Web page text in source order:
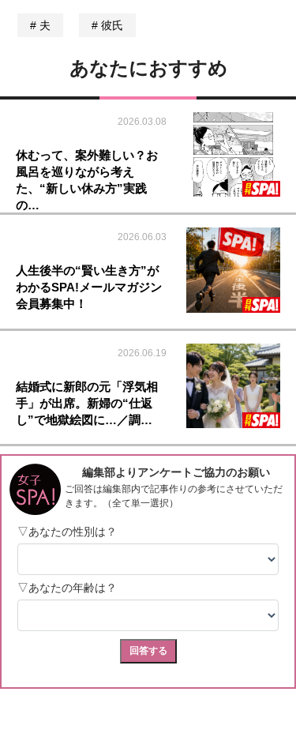
夫 彼氏
あなたにおすすめ
2026.03.08
休むって、案外難しい？お
風呂を巡りながら考え
た、“新しい休み方”実践
の…
2026.06.03
人生後半の“賢い生き方”が
わかるSPA!メールマガジン
会員募集中！
2026.06.19
結婚式に新郎の元「浮気相
手」が出席。新婦の“仕返
し”で地獄絵図に…／調…